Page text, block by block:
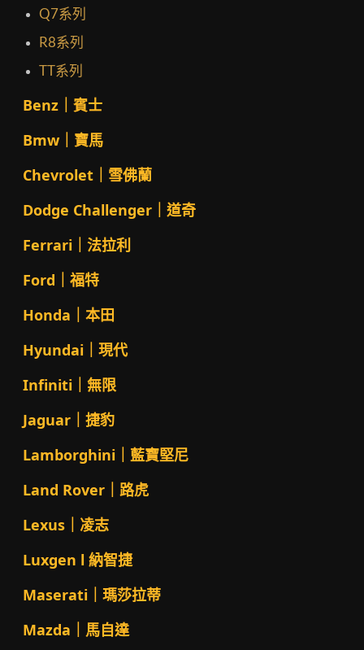
Q7系列
R8系列
TT系列
Benz｜賓士
Bmw｜寶馬
Chevrolet｜雪佛蘭
Dodge Challenger｜道奇
Ferrari｜法拉利
Ford｜福特
Honda｜本田
Hyundai｜現代
Infiniti｜無限
Jaguar｜捷豹
Lamborghini｜藍寶堅尼
Land Rover｜路虎
Lexus｜凌志
Luxgen l 納智捷
Maserati｜瑪莎拉蒂
Mazda｜馬自達